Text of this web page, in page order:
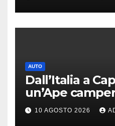
AUTO
Dall’Italia a
un’Ape
l’incredibile
Francesco
10 AGOSTO 2026